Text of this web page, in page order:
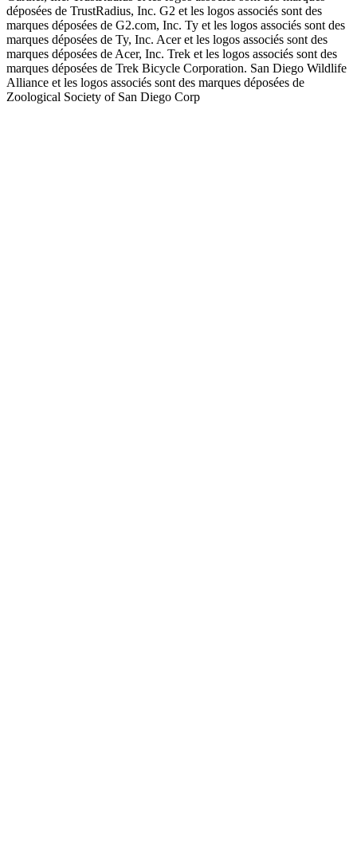
déposées de TrustRadius, Inc. G2 et les logos associés sont des
marques déposées de G2.com, Inc. Ty et les logos associés sont des
marques déposées de Ty, Inc. Acer et les logos associés sont des
marques déposées de Acer, Inc. Trek et les logos associés sont des
marques déposées de Trek Bicycle Corporation. San Diego Wildlife
Alliance et les logos associés sont des marques déposées de
Zoological Society of San Diego Corp